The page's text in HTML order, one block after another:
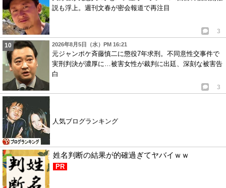
説も浮上。週刊文春が密会報道で再注目
3
2026年8月5日（水）PM 16:21
元ジャンポケ斉藤慎二に懲役7年求刑。不同意性交事件で
実刑判決が濃厚に…被害女性が裁判に出廷、深刻な被害告
白
3
人気ブログランキング
姓名判断の結果が的確過ぎてヤバイｗｗ
PR